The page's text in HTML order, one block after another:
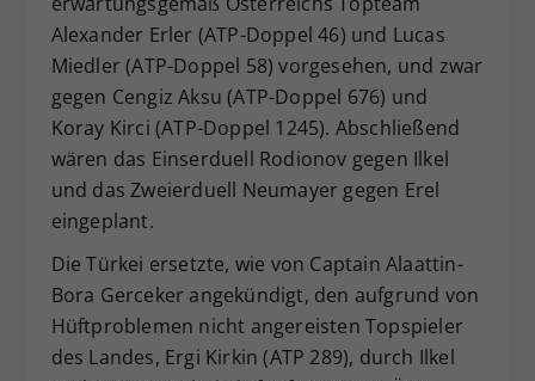
Alexander Erler (ATP-Doppel 46) und Lucas
Miedler (ATP-Doppel 58) vorgesehen, und zwar
gegen Cengiz Aksu (ATP-Doppel 676) und
Koray Kirci (ATP-Doppel 1245). Abschließend
wären das Einserduell Rodionov gegen Ilkel
und das Zweierduell Neumayer gegen Erel
eingeplant.
Die Türkei ersetzte, wie von Captain Alaattin-
Bora Gerceker angekündigt, den aufgrund von
Hüftproblemen nicht angereisten Topspieler
des Landes, Ergi Kirkin (ATP 289), durch Ilkel